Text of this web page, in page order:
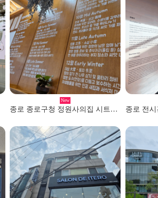
New
종로 종로구청 정원사의집 시트레터링 시공